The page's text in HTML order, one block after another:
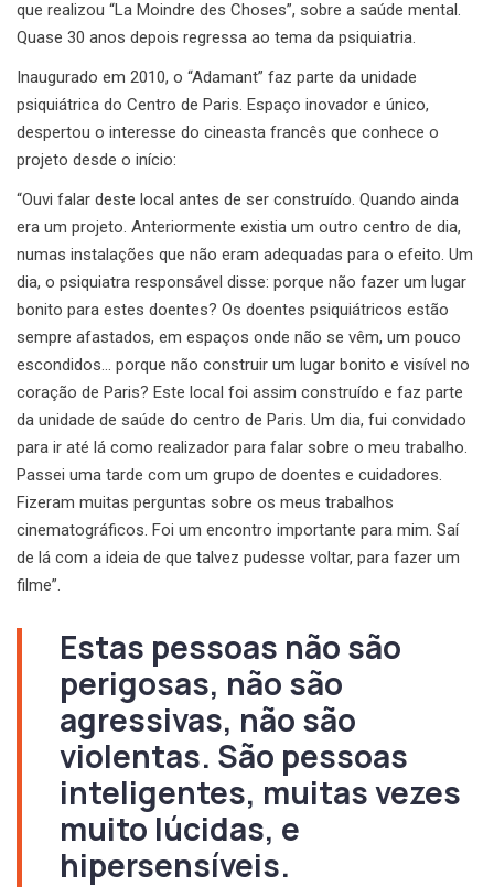
que realizou “La Moindre des Choses”, sobre a saúde mental.
Quase 30 anos depois regressa ao tema da psiquiatria.
Inaugurado em 2010, o “Adamant” faz parte da unidade
psiquiátrica do Centro de Paris. Espaço inovador e único,
despertou o interesse do cineasta francês que conhece o
projeto desde o início:
“Ouvi falar deste local antes de ser construído. Quando ainda
era um projeto. Anteriormente existia um outro centro de dia,
numas instalações que não eram adequadas para o efeito. Um
dia, o psiquiatra responsável disse: porque não fazer um lugar
bonito para estes doentes? Os doentes psiquiátricos estão
sempre afastados, em espaços onde não se vêm, um pouco
escondidos… porque não construir um lugar bonito e visível no
coração de Paris? Este local foi assim construído e faz parte
da unidade de saúde do centro de Paris. Um dia, fui convidado
para ir até lá como realizador para falar sobre o meu trabalho.
Passei uma tarde com um grupo de doentes e cuidadores.
Fizeram muitas perguntas sobre os meus trabalhos
cinematográficos. Foi um encontro importante para mim. Saí
de lá com a ideia de que talvez pudesse voltar, para fazer um
filme”.
Estas pessoas não são
perigosas, não são
agressivas, não são
violentas. São pessoas
inteligentes, muitas vezes
muito lúcidas, e
hipersensíveis.